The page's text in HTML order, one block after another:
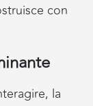
con
la